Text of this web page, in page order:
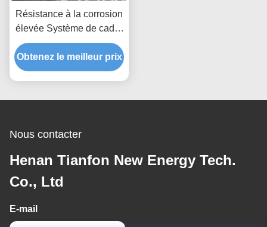
Résistance à la corrosion
élevée Système de cadre
d'énergie renouvelable
Solutions personnalisées
pour des structures de
solaires durables
Obtenez le meilleur prix
Nous contacter
Henan Tianfon New Energy Tech.
Co., Ltd
E-mail